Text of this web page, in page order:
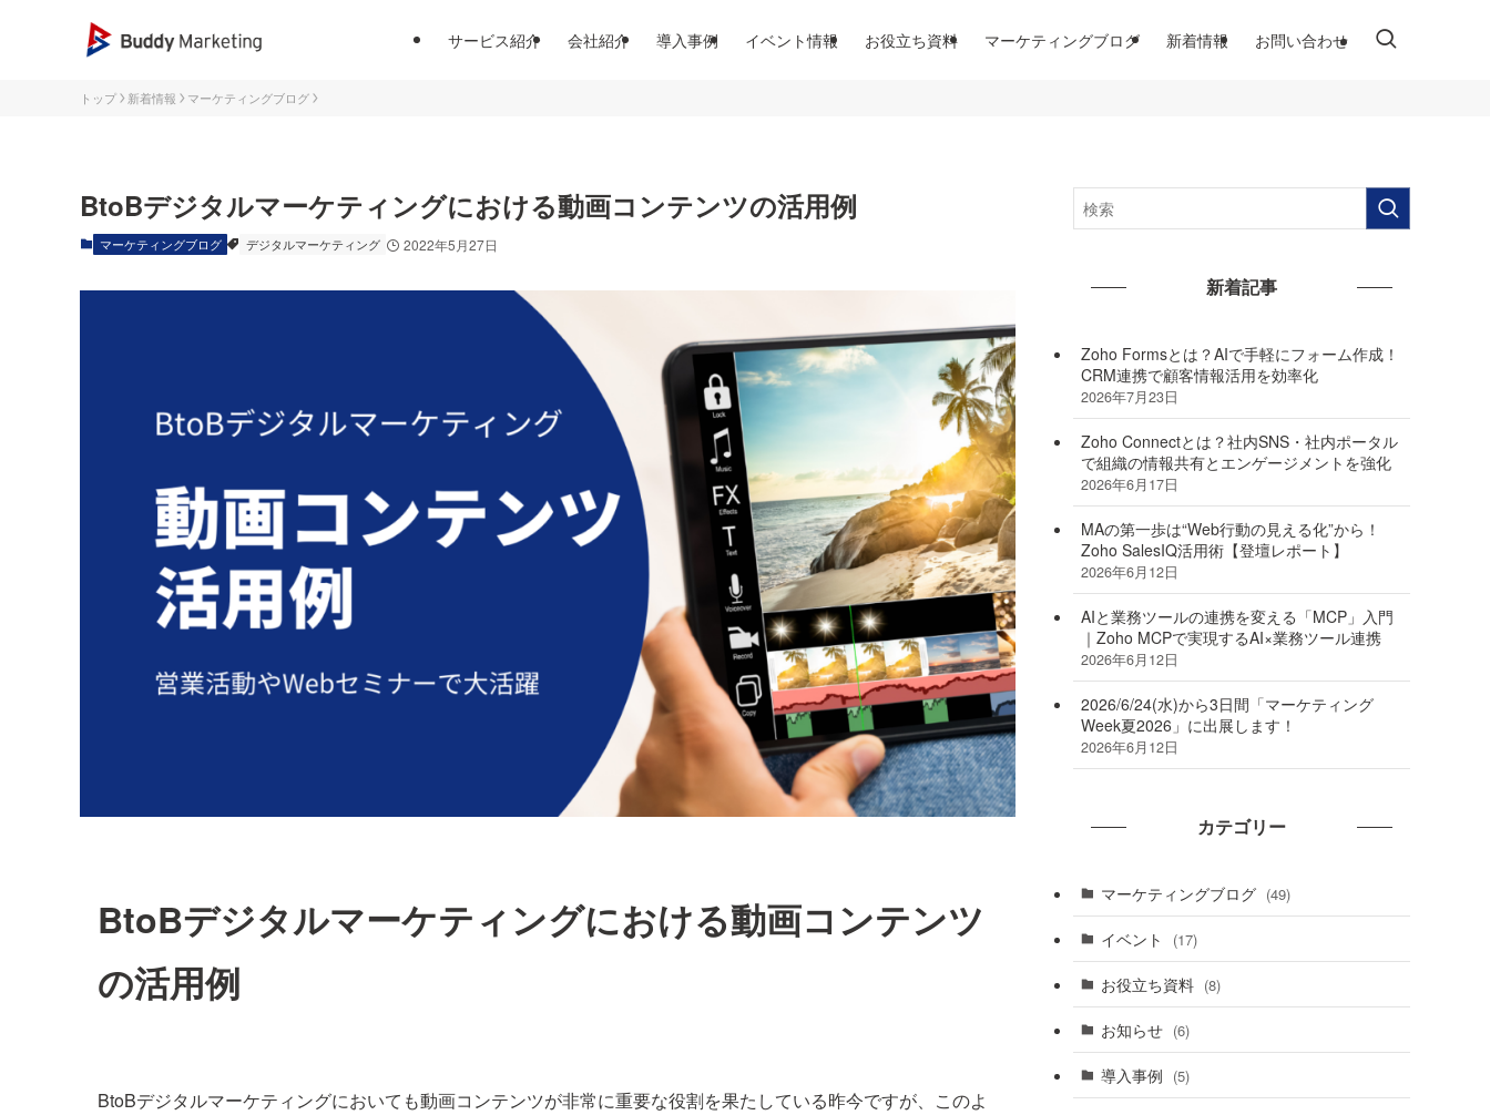
サービス紹介 会社紹介 導入事例 イベント情報 お役立ち資料 マーケティングブログ 新着情報 お問い合わせ
トップ 新着情報 マーケティングブログ
BtoBデジタルマーケティングにおける動画コンテンツの活用例
マーケティングブログ デジタルマーケティング 2022年5月27日
BtoBデジタルマーケティングにおける動画コンテンツ
の活用例
BtoBデジタルマーケティングにおいても動画コンテンツが非常に重要な役割を果たしている昨今ですが、このよ
新着記事
Zoho Formsとは？AIで手軽にフォーム作成！
CRM連携で顧客情報活用を効率化
2026年7月23日
Zoho Connectとは？社内SNS・社内ポータル
で組織の情報共有とエンゲージメントを強化
2026年6月17日
MAの第一歩は“Web行動の見える化”から！
Zoho SalesIQ活用術【登壇レポート】
2026年6月12日
AIと業務ツールの連携を変える「MCP」入門
｜Zoho MCPで実現するAI×業務ツール連携
2026年6月12日
2026/6/24(水)から3日間「マーケティング
Week夏2026」に出展します！
2026年6月12日
カテゴリー
マーケティングブログ (49)
イベント (17)
お役立ち資料 (8)
お知らせ (6)
導入事例 (5)